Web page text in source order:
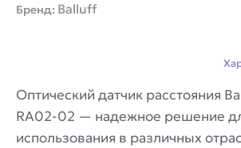
Бренд: Balluff
Оптический датчик расстояния
RA02-02 — надежное решение
использования в различных